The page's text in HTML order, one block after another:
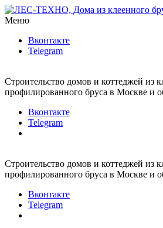
Меню
Вконтакте
Telegram
Строительство домов и коттеджей из
профилированного бруса в Москве и
Вконтакте
Telegram
Строительство домов и коттеджей из
профилированного бруса в Москве и
Вконтакте
Telegram